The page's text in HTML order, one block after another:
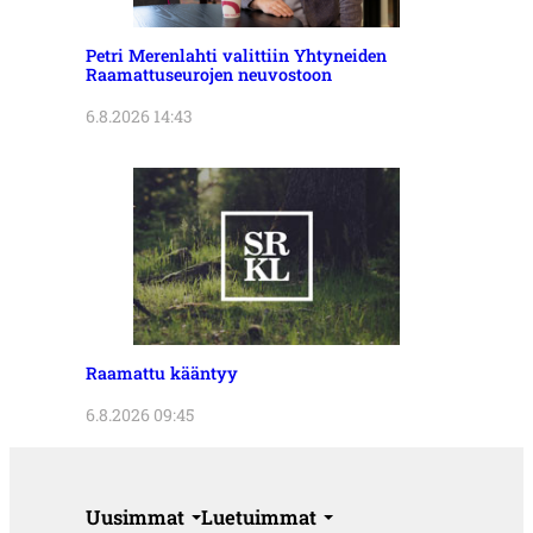
Petri Merenlahti valittiin Yhtyneiden
Raamattuseurojen neuvostoon
6.8.2026 14:43
Raamattu kääntyy
6.8.2026 09:45
Uusimmat Luetuimmat